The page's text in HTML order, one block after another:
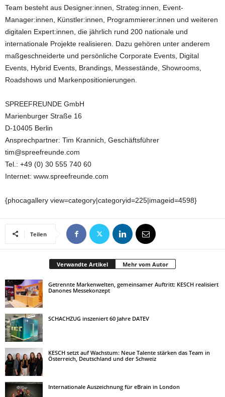
Team besteht aus Designer:innen, Strateg:innen, Event-
Manager:innen, Künstler:innen, Programmierer:innen und weiteren
digitalen Expert:innen, die jährlich rund 200 nationale und
internationale Projekte realisieren. Dazu gehören unter anderem
maßgeschneiderte und persönliche Corporate Events, Digital
Events, Hybrid Events, Brandings, Messestände, Showrooms,
Roadshows und Markenpositionierungen.
SPREEFREUNDE GmbH
Marienburger Straße 16
D-10405 Berlin
Ansprechpartner: Tim Krannich, Geschäftsführer
tim@spreefreunde.com
Tel.: +49 (0) 30 555 740 60
Internet: www.spreefreunde.com
{phocagallery view=category|categoryid=225|imageid=4598}
Teilen
Verwandte Artikel Mehr vom Autor
Getrennte Markenwelten, gemeinsamer Auftritt: KESCH realisiert
Danones Messekonzept
SCHACHZUG inszeniert 60 Jahre DATEV
KESCH setzt auf Wachstum: Neue Talente stärken das Team in
Österreich, Deutschland und der Schweiz
Internationale Auszeichnung für eBrain in London